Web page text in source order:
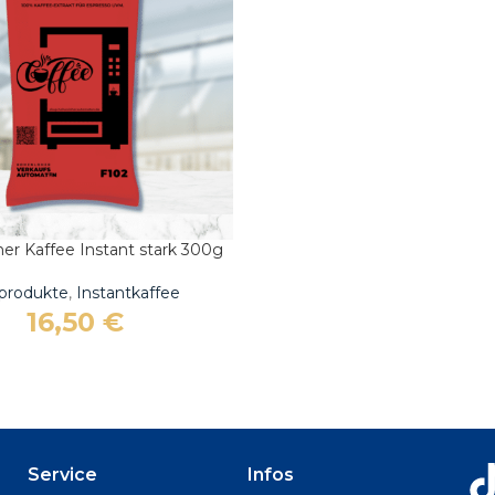
Kaffee Instant stark 300g
, Instantkaffee
16,50€
Service Infos